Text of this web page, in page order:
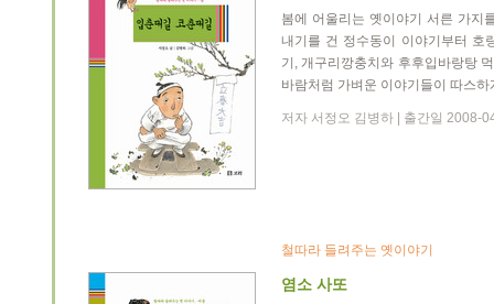
봄에 어울리는 옛이야기 서른 가지
내기를 건 정수동이 이야기부터 호
기, 개구리깡충치와 후후입바랑탕
바람처럼 가벼운 이야기들이 따스하
저자 서정오 김병하 | 출간일 2008-
철따라 들려주는 옛이야기
염소 사또